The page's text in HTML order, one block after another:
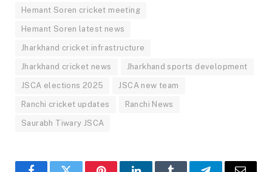
Hemant Soren cricket meeting
Hemant Soren latest news
Jharkhand cricket infrastructure
Jharkhand cricket news Jharkhand sports development
JSCA elections 2025 JSCA new team
Ranchi cricket updates Ranchi News
Saurabh Tiwary JSCA